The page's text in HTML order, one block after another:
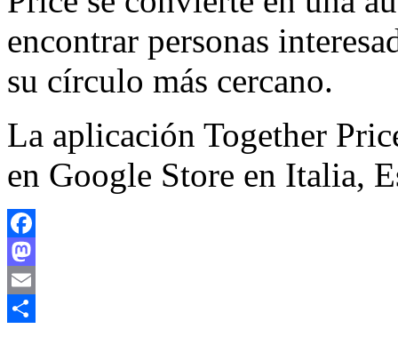
encontrar personas
su círculo más cercano.
La aplicación Together
en Google Store en Italia,
Facebook
Mastodon
Email